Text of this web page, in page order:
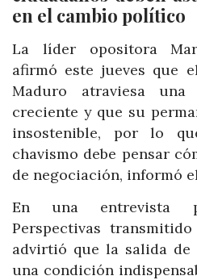
en el cambio político
La líder opositora
afirmó este jueves que
Maduro atraviesa
creciente y que su
insostenible, por lo
chavismo debe pensar
de negociación, informó
En una entrevista
Perspectivas
advirtió que la salida de
una condición